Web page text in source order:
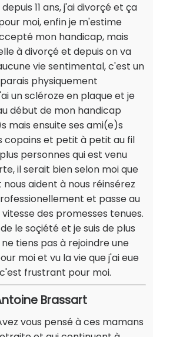
11 ans, j'ai divorçé et ça
moi, enfin je m'estime
mon handicap, mais
à divorçé et depuis on va
vie sentimental, c'est un
physiquement
un scléroze en plaque et je
début de mon handicap
mais ensuite ses ami(e)s
copains et petit à petit au fil
personnes qui est venu
il serait bien selon moi que
aident à nous réinsérez
et passe au
des promesses tenues.
le soçiété et je suis de plus
tiens pas à rejoindre une
moi et vu la vie que j'ai eue
frustrant pour moi.
Brassart
vous pensé à ces mamans